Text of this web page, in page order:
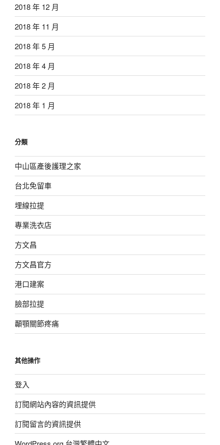
2018 年 12 月
2018 年 11 月
2018 年 5 月
2018 年 4 月
2018 年 2 月
2018 年 1 月
分類
中山區產後護理之家
台北免留車
埋線拉提
專業洗衣店
方文昌
方文昌官方
港口建案
臉部拉提
顳顎關節疼痛
其他操作
登入
訂閱網站內容的資訊提供
訂閱留言的資訊提供